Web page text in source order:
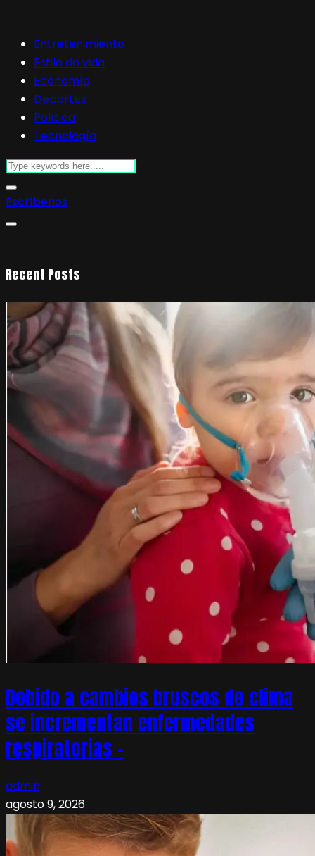
Entretenimiento
Estilo de vida
Economía
Deportes
Política
Tecnología
Escríbenos
Recent Posts
Debido a cambios bruscos de clima
se incrementan enfermedades
respiratorias –
admin
agosto 9, 2026